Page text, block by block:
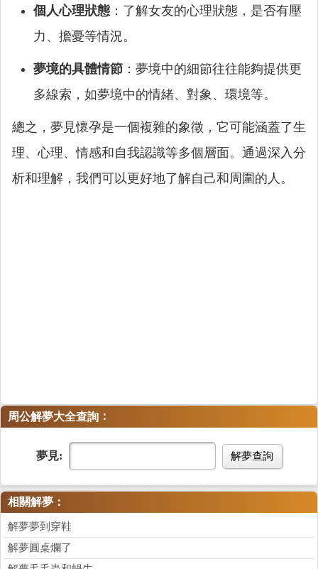
個人心理狀態 ：了解女友的心理狀態，是否有壓
力、擔憂等情況。
夢境的具體情節 ：夢境中的細節往往能夠提供更
多線索，如夢境中的情緒、對象、環境等。
總之，夢見懷孕是一個複雜的象徵，它可能涵蓋了生
理、心理、情感和自我認識等多個層面。通過深入分
析和理解，我們可以更好地了解自己和周圍的人。
周公解夢大全查詢 ：
夢見: 解夢查詢
相關解夢：
解夢夢到穿鞋
解夢圓桌爛了